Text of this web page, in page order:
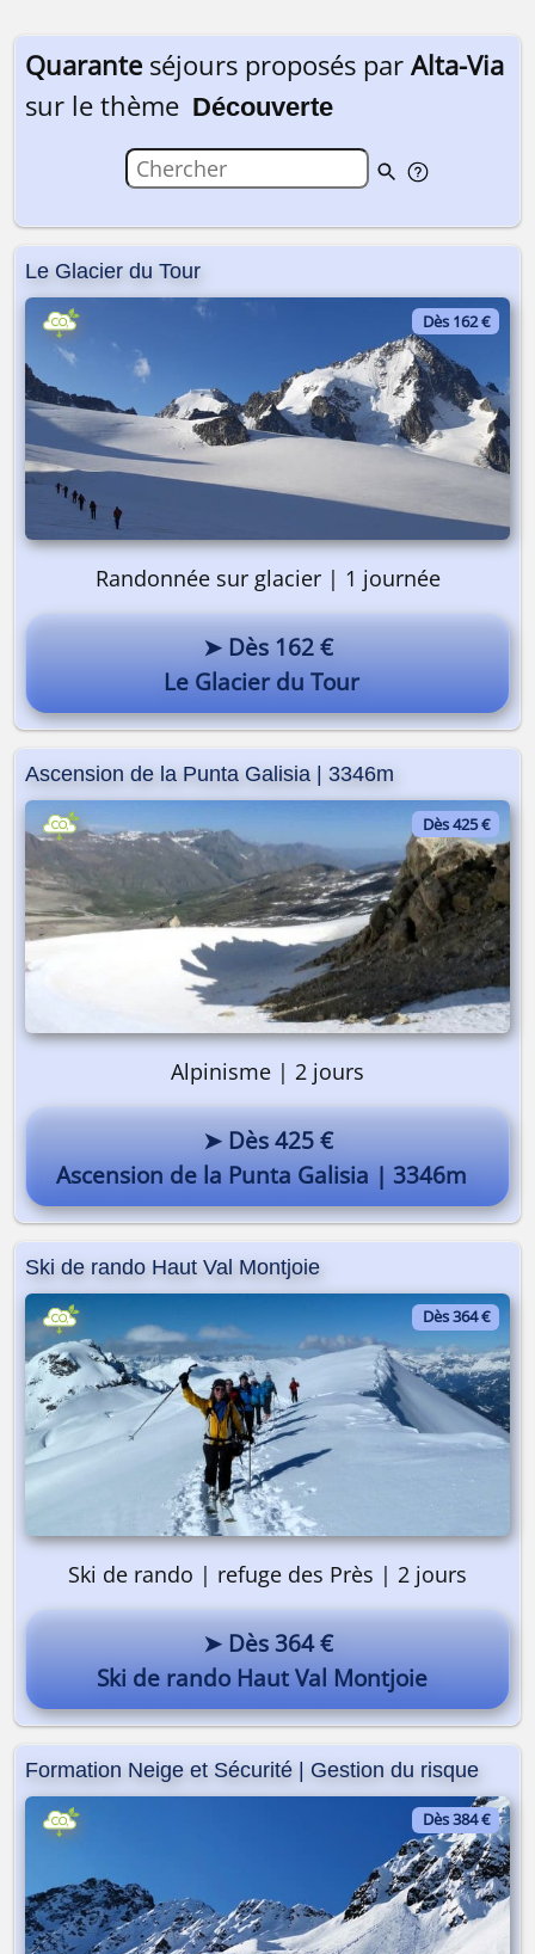
Quarante séjours proposés par Alta-Via
sur le thème Découverte
Le Glacier du Tour
Dès 162 €
Randonnée sur glacier | 1 journée
➤ Dès 162 €
Le Glacier du Tour
Ascension de la Punta Galisia | 3346m
Dès 425 €
Alpinisme | 2 jours
➤ Dès 425 €
Ascension de la Punta Galisia | 3346m
Ski de rando Haut Val Montjoie
Dès 364 €
Ski de rando | refuge des Près | 2 jours
➤ Dès 364 €
Ski de rando Haut Val Montjoie
Formation Neige et Sécurité | Gestion du risque
Dès 384 €